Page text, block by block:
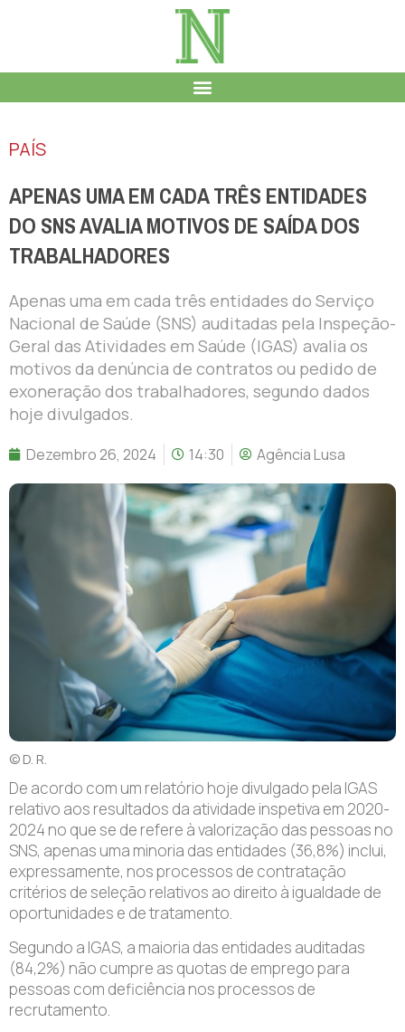
PAÍS
APENAS UMA EM CADA TRÊS ENTIDADES
DO SNS AVALIA MOTIVOS DE SAÍDA DOS
TRABALHADORES
Apenas uma em cada três entidades do Serviço
Nacional de Saúde (SNS) auditadas pela Inspeção-
Geral das Atividades em Saúde (IGAS) avalia os
motivos da denúncia de contratos ou pedido de
exoneração dos trabalhadores, segundo dados
hoje divulgados.
Dezembro 26, 2024 14:30 Agência Lusa
© D. R.
De acordo com um relatório hoje divulgado pela IGAS
relativo aos resultados da atividade inspetiva em 2020-
2024 no que se de refere à valorização das pessoas no
SNS, apenas uma minoria das entidades (36,8%) inclui,
expressamente, nos processos de contratação
critérios de seleção relativos ao direito à igualdade de
oportunidades e de tratamento.
Segundo a IGAS, a maioria das entidades auditadas
(84,2%) não cumpre as quotas de emprego para
pessoas com deficiência nos processos de
recrutamento.